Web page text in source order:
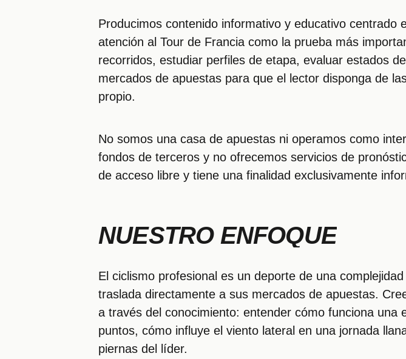
Producimos contenido informativo y educativo centrado
atención al Tour de Francia como la prueba más
recorridos, estudiar perfiles de etapa, evaluar estados
mercados de apuestas para que el lector disponga de
propio.
No somos una casa de apuestas ni operamos como
fondos de terceros y no ofrecemos servicios de
de acceso libre y tiene una finalidad exclusivamente
NUESTRO ENFOQUE
El ciclismo profesional es un deporte de una
traslada directamente a sus mercados de apuestas.
a través del conocimiento: entender cómo funciona
puntos, cómo influye el viento lateral en una jornada
piernas del líder.